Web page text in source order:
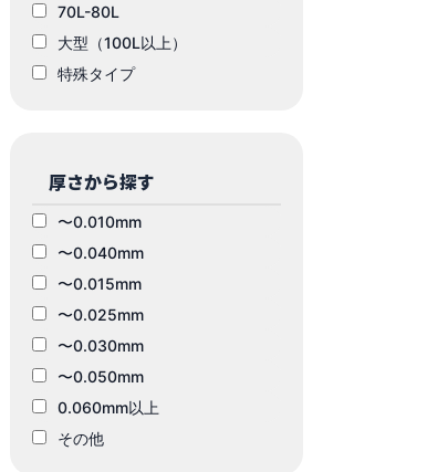
70L-80L
大型（100L以上）
特殊タイプ
厚さから探す
〜0.010mm
〜0.040mm
〜0.015mm
〜0.025mm
〜0.030mm
〜0.050mm
0.060mm以上
その他